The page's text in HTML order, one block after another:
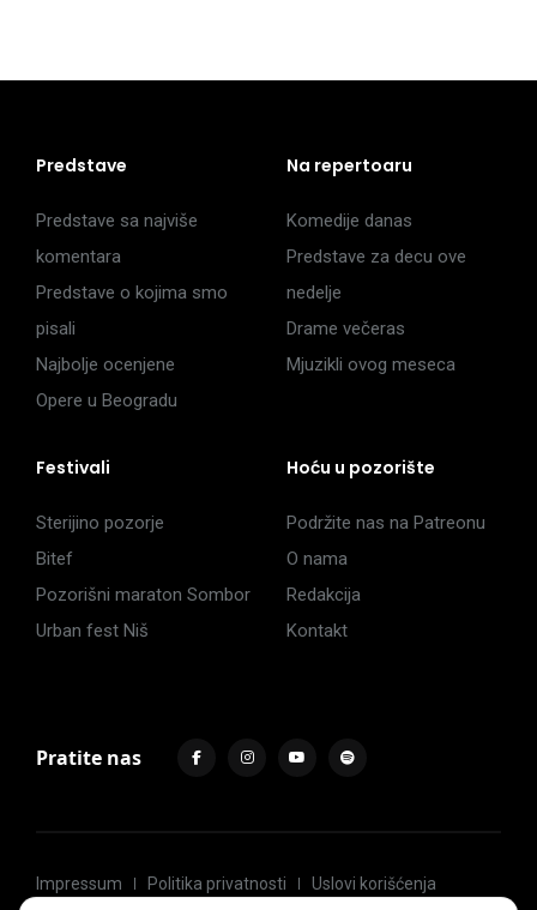
Predstave
Predstave sa najviše
komentara
Predstave o kojima smo
pisali
Najbolje ocenjene
Opere u Beogradu
Na repertoaru
Komedije danas
Predstave za decu ove
nedelje
Drame večeras
Mjuzikli ovog meseca
Festivali
Sterijino pozorje
Bitef
Pozorišni maraton Sombor
Urban fest Niš
Hoću u pozorište
Podržite nas na Patreonu
O nama
Redakcija
Kontakt
Pratite nas
Impressum Politika privatnosti
Uslovi korišćenja